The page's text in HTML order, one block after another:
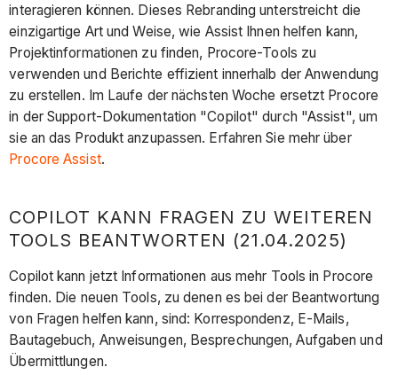
interagieren können. Dieses Rebranding unterstreicht die
einzigartige Art und Weise, wie Assist Ihnen helfen kann,
Projektinformationen zu finden, Procore-Tools zu
verwenden und Berichte effizient innerhalb der Anwendung
zu erstellen. Im Laufe der nächsten Woche ersetzt Procore
in der Support-Dokumentation "Copilot" durch "Assist", um
sie an das Produkt anzupassen. Erfahren Sie mehr über
Procore Assist.
COPILOT KANN FRAGEN ZU WEITEREN
TOOLS BEANTWORTEN (21.04.2025)
Copilot kann jetzt Informationen aus mehr Tools in Procore
finden. Die neuen Tools, zu denen es bei der Beantwortung
von Fragen helfen kann, sind: Korrespondenz, E-Mails,
Bautagebuch, Anweisungen, Besprechungen, Aufgaben und
Übermittlungen.